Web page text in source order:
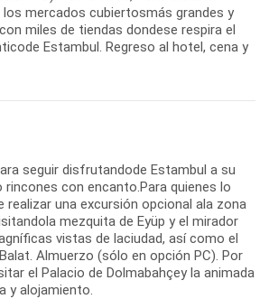
los mercados cubiertosmás grandes y
miles de tiendas dondese respira el
Estambul. Regreso al hotel, cena y
seguir disfrutandode Estambul a su
con encanto.Para quienes lo
realizar una excursión opcional ala zona
mezquita de Eyüp y el mirador
vistas de laciudad, así como el
Almuerzo (sólo en opción PC). Por
el Palacio de Dolmabahçey la animada
y alojamiento.